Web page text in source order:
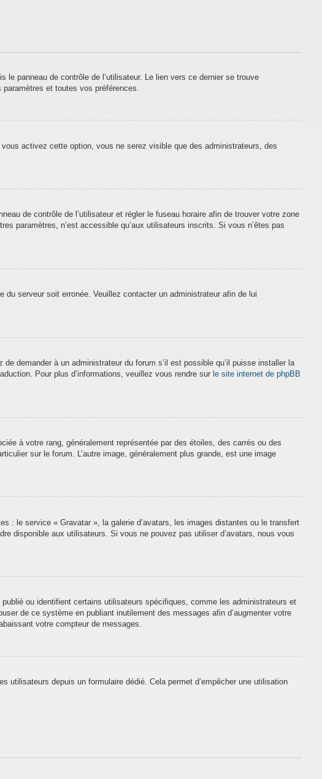
panneau de contrôle de l’utilisateur. Le lien vers ce dernier se trouve
et toutes vos préférences.
activez cette option, vous ne serez visible que des administrateurs, des
de contrôle de l’utilisateur et régler le fuseau horaire afin de trouver votre zone
paramètres, n’est accessible qu’aux utilisateurs inscrits. Si vous n’êtes pas
du serveur soit erronée. Veuillez contacter un administrateur afin de lui
demander à un administrateur du forum s’il est possible qu’il puisse installer la
Pour plus d’informations, veuillez vous rendre sur le site internet de phpBB
à votre rang, généralement représentée par des étoiles, des carrés ou des
sur le forum. L’autre image, généralement plus grande, est une image
: le service « Gravatar », la galerie d’avatars, les images distantes ou le transfert
disponible aux utilisateurs. Si vous ne pouvez pas utiliser d’avatars, nous vous
ou identifient certains utilisateurs spécifiques, comme les administrateurs et
de ce système en publiant inutilement des messages afin d’augmenter votre
votre compteur de messages.
depuis un formulaire dédié. Cela permet d’empêcher une utilisation